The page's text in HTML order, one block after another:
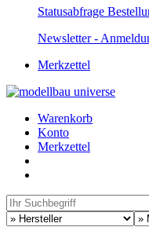
Statusabfrage
Newsletter -
Merkzettel
Warenkorb
Konto
Merkzettel